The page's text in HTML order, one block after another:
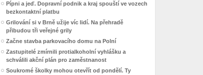
Pípni a jeď. Dopravní podnik a kraj spouští ve vozech
bezkontaktní platbu
Grilování si v Brně užije víc lidí. Na přehradě
přibudou tři veřejné grily
Začne stavba parkovacího domu na Polní
Zastupitelé zmírnili protialkoholní vyhlášku a
schválili akční plán pro zaměstnanost
Soukromé školky mohou otevřít od pondělí. Ty